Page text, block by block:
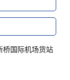
桥国际机场货站